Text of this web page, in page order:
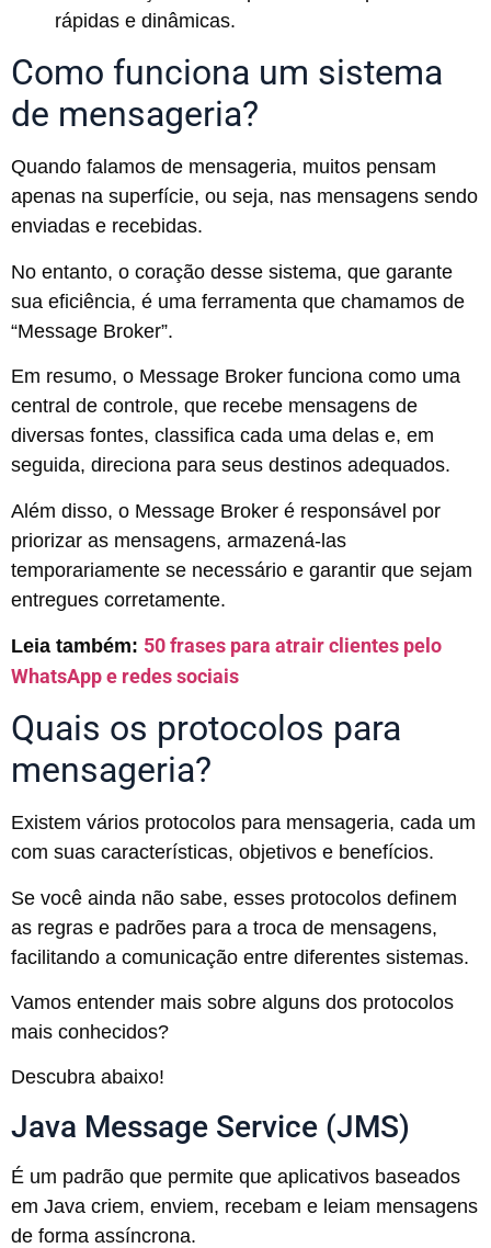
rápidas e dinâmicas.
Como funciona um sistema
de mensageria?
Quando falamos de mensageria, muitos pensam
apenas na superfície, ou seja, nas mensagens sendo
enviadas e recebidas.
No entanto, o coração desse sistema, que garante
sua eficiência, é uma ferramenta que chamamos de
“Message Broker”.
Em resumo, o Message Broker funciona como uma
central de controle, que recebe mensagens de
diversas fontes, classifica cada uma delas e, em
seguida, direciona para seus destinos adequados.
Além disso, o Message Broker é responsável por
priorizar as mensagens, armazená-las
temporariamente se necessário e garantir que sejam
entregues corretamente.
Leia também: 50 frases para atrair clientes pelo
WhatsApp e redes sociais
Quais os protocolos para
mensageria?
Existem vários protocolos para mensageria, cada um
com suas características, objetivos e benefícios.
Se você ainda não sabe, esses protocolos definem
as regras e padrões para a troca de mensagens,
facilitando a comunicação entre diferentes sistemas.
Vamos entender mais sobre alguns dos protocolos
mais conhecidos?
Descubra abaixo!
Java Message Service (JMS)
É um padrão que permite que aplicativos baseados
em Java criem, enviem, recebam e leiam mensagens
de forma assíncrona.